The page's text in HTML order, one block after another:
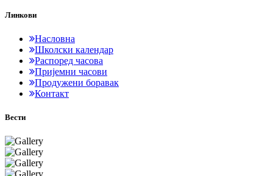
Линкови
Насловна
Школски календар
Распоред часова
Пријемни часови
Продужени боравак
Контакт
Вести